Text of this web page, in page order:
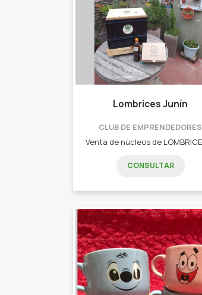
Lombrices Junín
CLUB DE EMPRENDEDORES
CONSULTAR